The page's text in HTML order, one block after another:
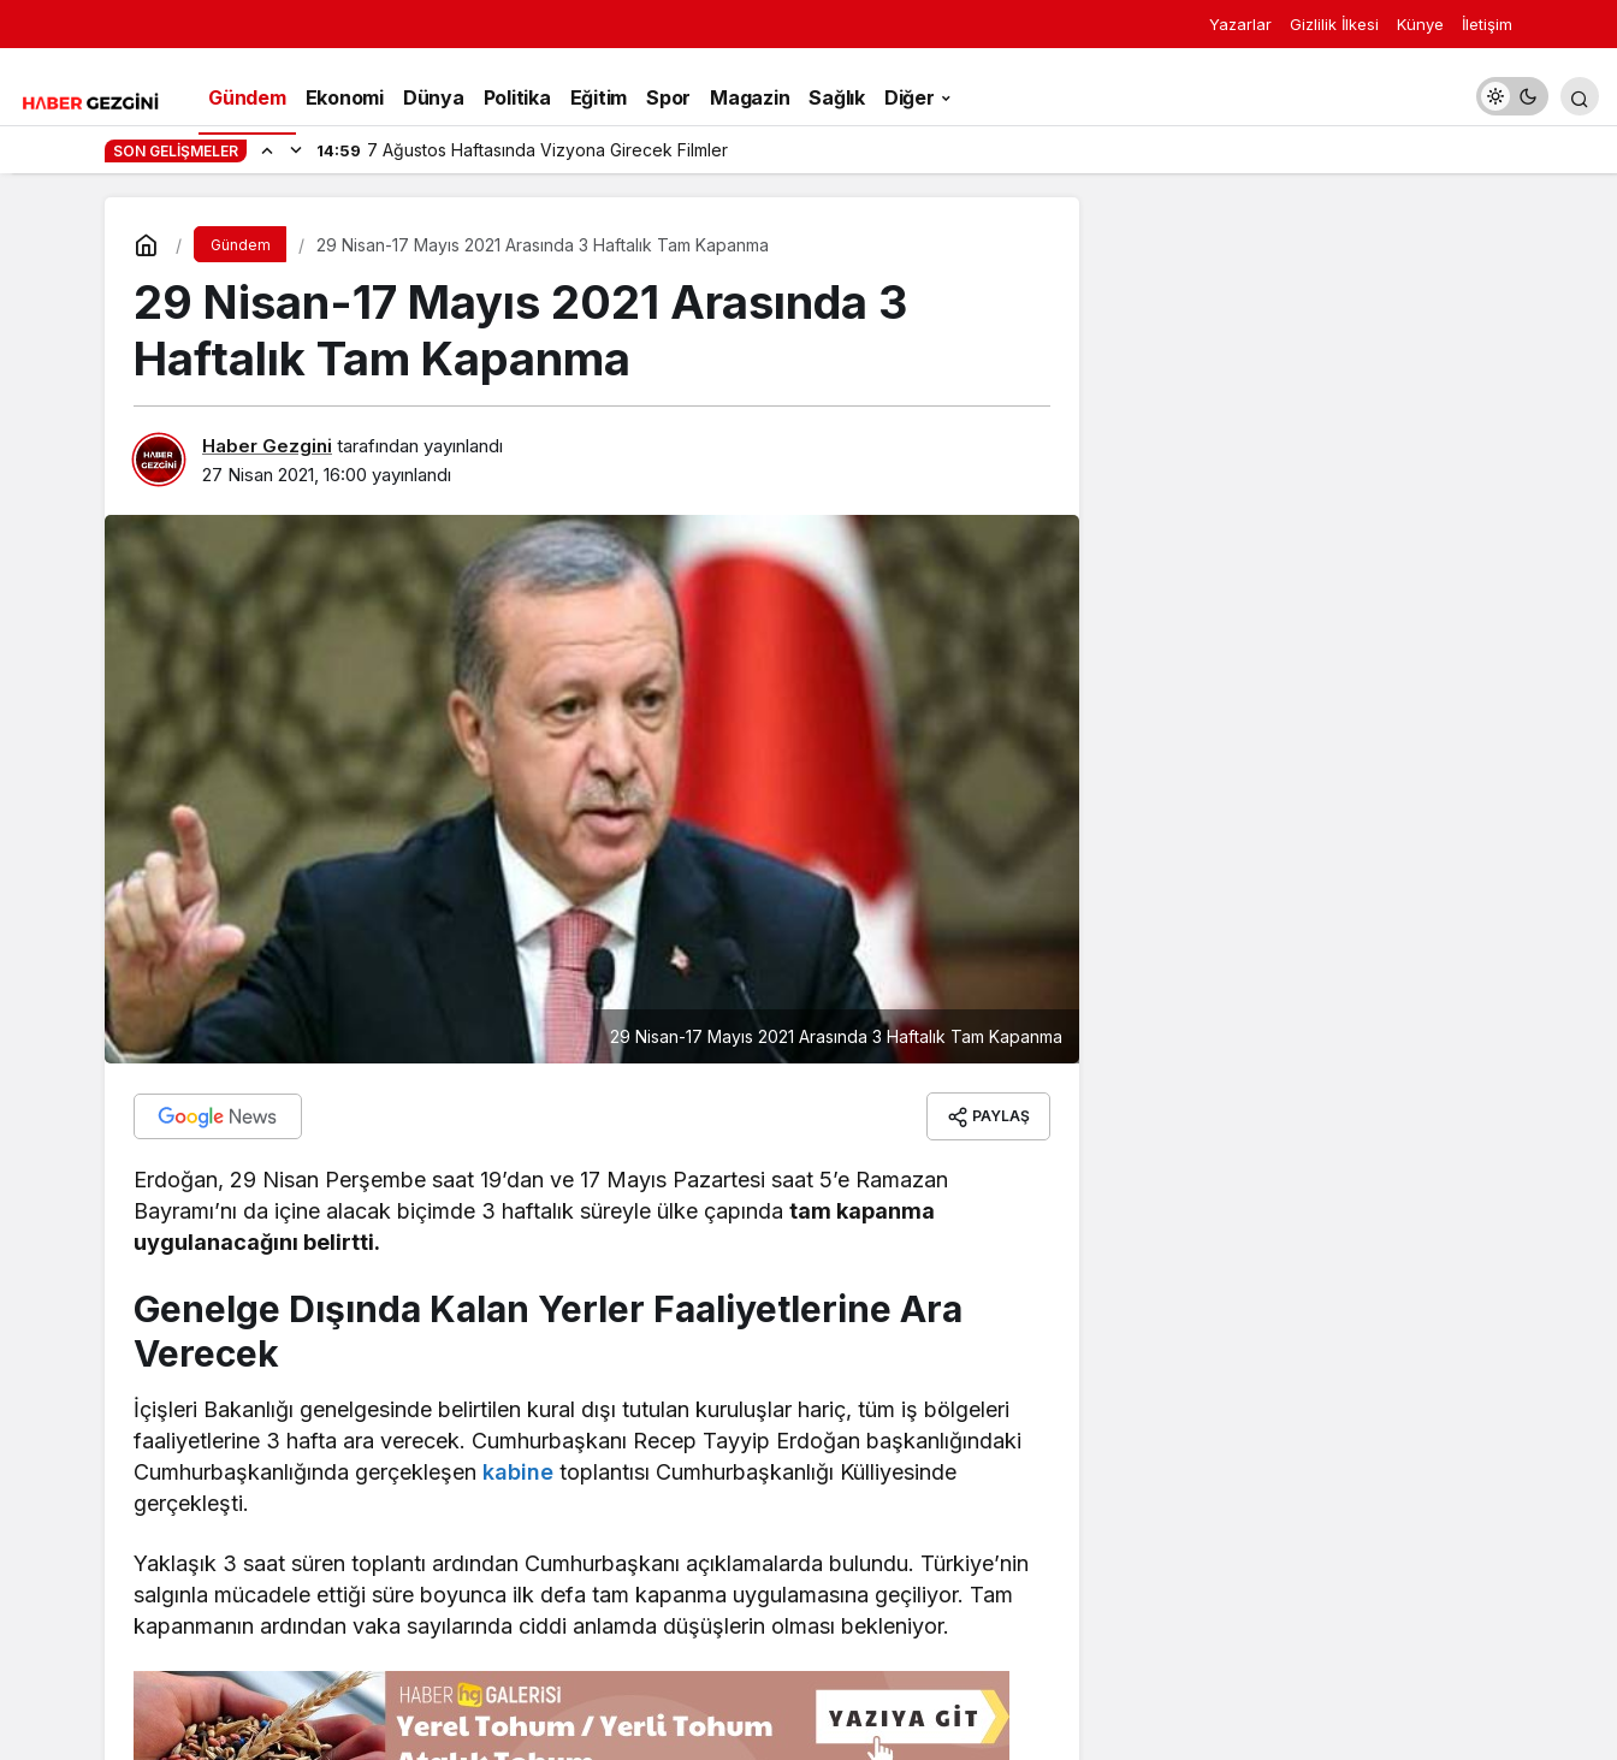
Yazarlar Gizlilik İlkesi Künye İletişim
Gündem Ekonomi Dünya Politika Eğitim Spor Magazin Sağlık Diğer
SON GELIŞMELER 13:48 Mürsel Ferhat Sağlam Tek Rumeli Tv’de Marka Atölyesi Programına Konuk Oldu
Gündem 29 Nisan-17 Mayıs 2021 Arasında 3 Haftalık Tam Kapanma
29 Nisan-17 Mayıs 2021 Arasında 3
Haftalık Tam Kapanma
Haber Gezgini tarafından yayınlandı
27 Nisan 2021, 16:00 yayınlandı
29 Nisan-17 Mayıs 2021 Arasında 3 Haftalık Tam Kapanma
PAYLAŞ
Erdoğan, 29 Nisan Perşembe saat 19’dan ve 17 Mayıs Pazartesi saat 5’e Ramazan
Bayramı’nı da içine alacak biçimde 3 haftalık süreyle ülke çapındatam kapanma
uygulanacağını belirtti.
Genelge Dışında Kalan Yerler Faaliyetlerine Ara
Verecek
İçişleri Bakanlığı genelgesinde belirtilen kural dışı tutulan kuruluşlar hariç, tüm iş bölgeleri
faaliyetlerine 3 hafta ara verecek. Cumhurbaşkanı Recep Tayyip Erdoğan başkanlığındaki
Cumhurbaşkanlığında gerçekleşen kabine toplantısı Cumhurbaşkanlığı Külliyesinde
gerçekleşti.
Yaklaşık 3 saat süren toplantı ardından Cumhurbaşkanı açıklamalarda bulundu. Türkiye’nin
salgınla mücadele ettiği süre boyunca ilk defa tam kapanma uygulamasına geçiliyor. Tam
kapanmanın ardından vaka sayılarında ciddi anlamda düşüşlerin olması bekleniyor.